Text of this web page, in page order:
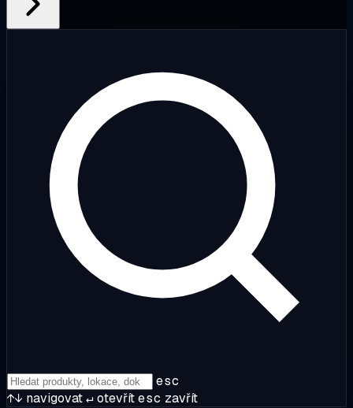
esc
↑↓ navigovat↵otevřítesc zavřít